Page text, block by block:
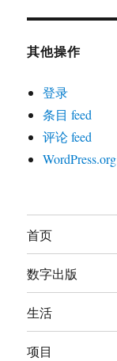
其他操作
登录
条目 feed
评论 feed
WordPress.org
首页
数字出版
生活
项目